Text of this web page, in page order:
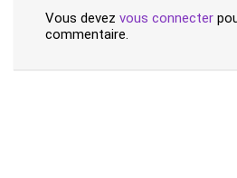
Vous devez vous connecter
commentaire.